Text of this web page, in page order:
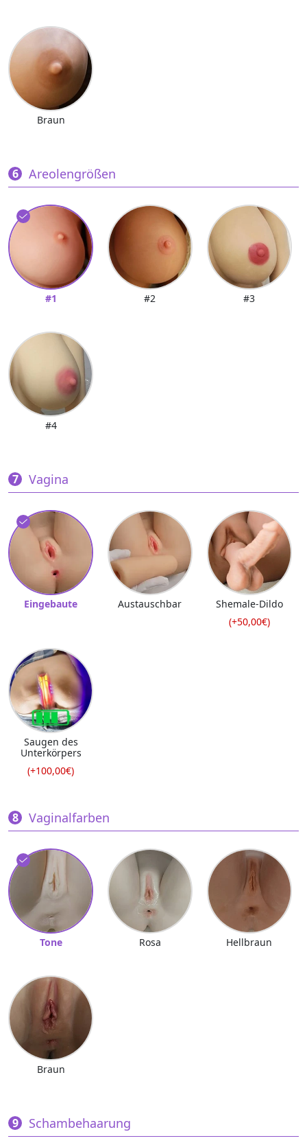
Braun
Areolengrößen
#1 #2 #3
#4
Vagina
Eingebaute Austauschbar
Shemale-Dildo
(+50,00€)
Saugen des
Unterkörpers
(+100,00€)
Vaginalfarben
Tone Rosa Hellbraun
Braun
Schambehaarung